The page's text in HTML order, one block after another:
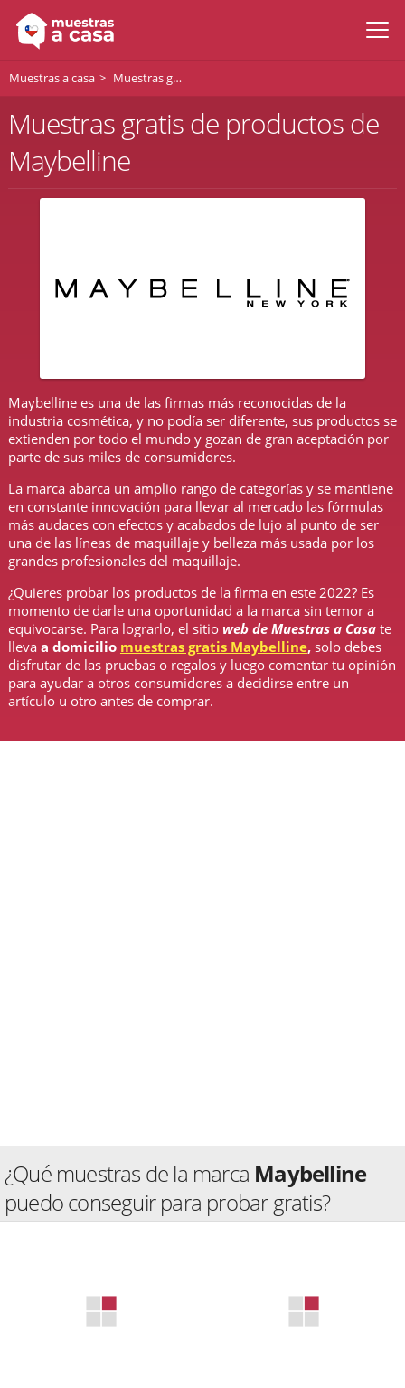
Muestras a casa Muestras gratis de Maybelline
Muestras gratis de productos de
Maybelline
Maybelline es una de las firmas más reconocidas de la
industria cosmética, y no podía ser diferente, sus productos se
extienden por todo el mundo y gozan de gran aceptación por
parte de sus miles de consumidores.
La marca abarca un amplio rango de categorías y se mantiene
en constante innovación para llevar al mercado las fórmulas
más audaces con efectos y acabados de lujo al punto de ser
una de las líneas de maquillaje y belleza más usada por los
grandes profesionales del maquillaje.
¿Quieres probar los productos de la firma en este 2022? Es
momento de darle una oportunidad a la marca sin temor a
equivocarse. Para lograrlo, el sitio web de Muestras a Casate
lleva a domicilio muestras gratis Maybelline, solo debes
disfrutar de las pruebas o regalos y luego comentar tu opinión
para ayudar a otros consumidores a decidirse entre un
artículo u otro antes de comprar.
¿Qué muestras de la marca Maybelline
puedo conseguir para probar gratis?